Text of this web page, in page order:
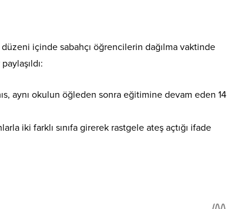
içinde sabahçı öğrencilerin dağılma vaktinde
aynı okulun öğleden sonra eğitimine devam eden 14
iki farklı sınıfa girerek rastgele ateş açtığı ifade